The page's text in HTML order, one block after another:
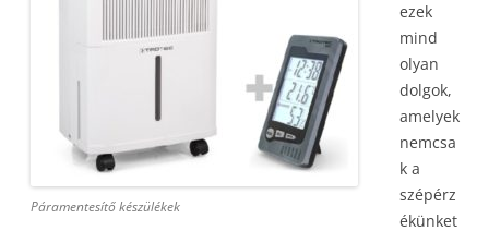
Páramentesítő készülékek
ezek
mind
olyan
dolgok,
amelyek
nemcsa
k a
szépérz
ékünket